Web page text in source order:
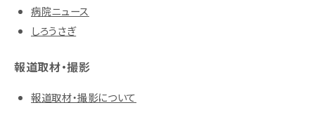
病院ニュース
しろうさぎ
報道取材・撮影
報道取材・撮影について